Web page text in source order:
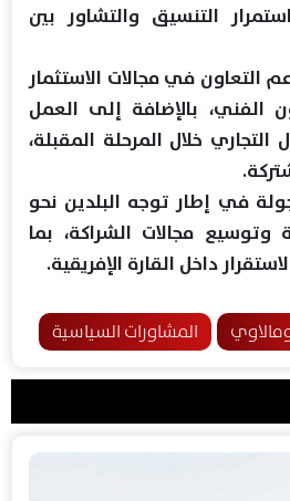
التنسيق والتشاور بين
التعاون في مجالات الاستثمار
الفني، بالإضافة إلى العمل
خلال المرحلة المقبلة،
في إطار توجه البلدين نحو
وتوسيع مجالات الشراكة، بما
داخل القارة الإفريقية.
المشاورات السياسية